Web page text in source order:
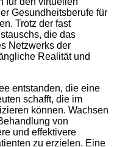
Gesundheitsberufe für
Trotz der fast
die das
Netzwerks der
Realität und
entstanden, die eine
schafft, die im
können. Wachsen
von
und effektivere
zu erzielen. Eine